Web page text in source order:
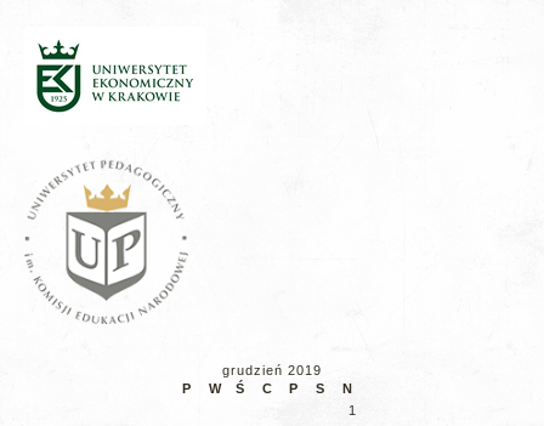
grudzień 2019
P
W Ś C P S
N
1